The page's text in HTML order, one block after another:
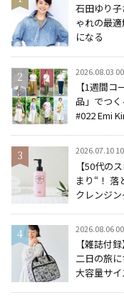
石田ゆり
ゃれの最
になる
2026.08.03
【1週間
品」でつ
#022 Emi
2026.07.10
【50代の
まり“！
クレンジ
2026.08.06
【雑誌付
二日の旅
大容量サ